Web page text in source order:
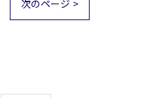
次のページ >